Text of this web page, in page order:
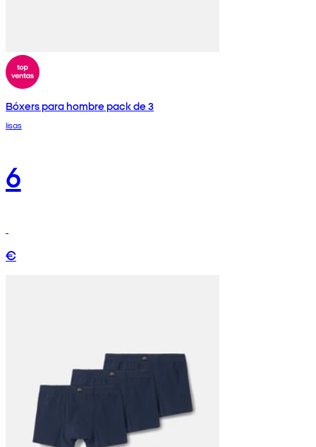
Bóxers para hombre pack de 3
lisas
6
€